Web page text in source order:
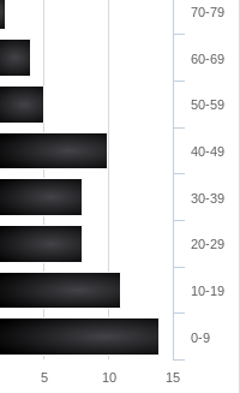
0-9
10-19
20-29
30-39
40-49
50-59
60-69
70-79
5 10 15